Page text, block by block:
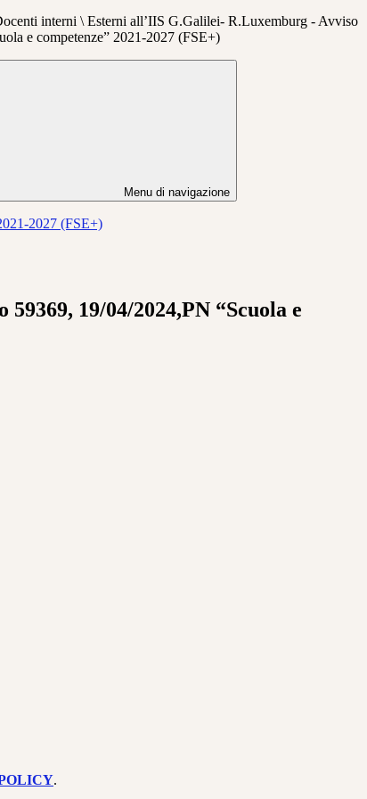
interni \ Esterni all’IIS G.Galilei- R.Luxemburg - Avviso
e competenze” 2021-2027 (FSE+)
Menu di navigazione
2027 (FSE+)
19/04/2024,PN “Scuola e
.